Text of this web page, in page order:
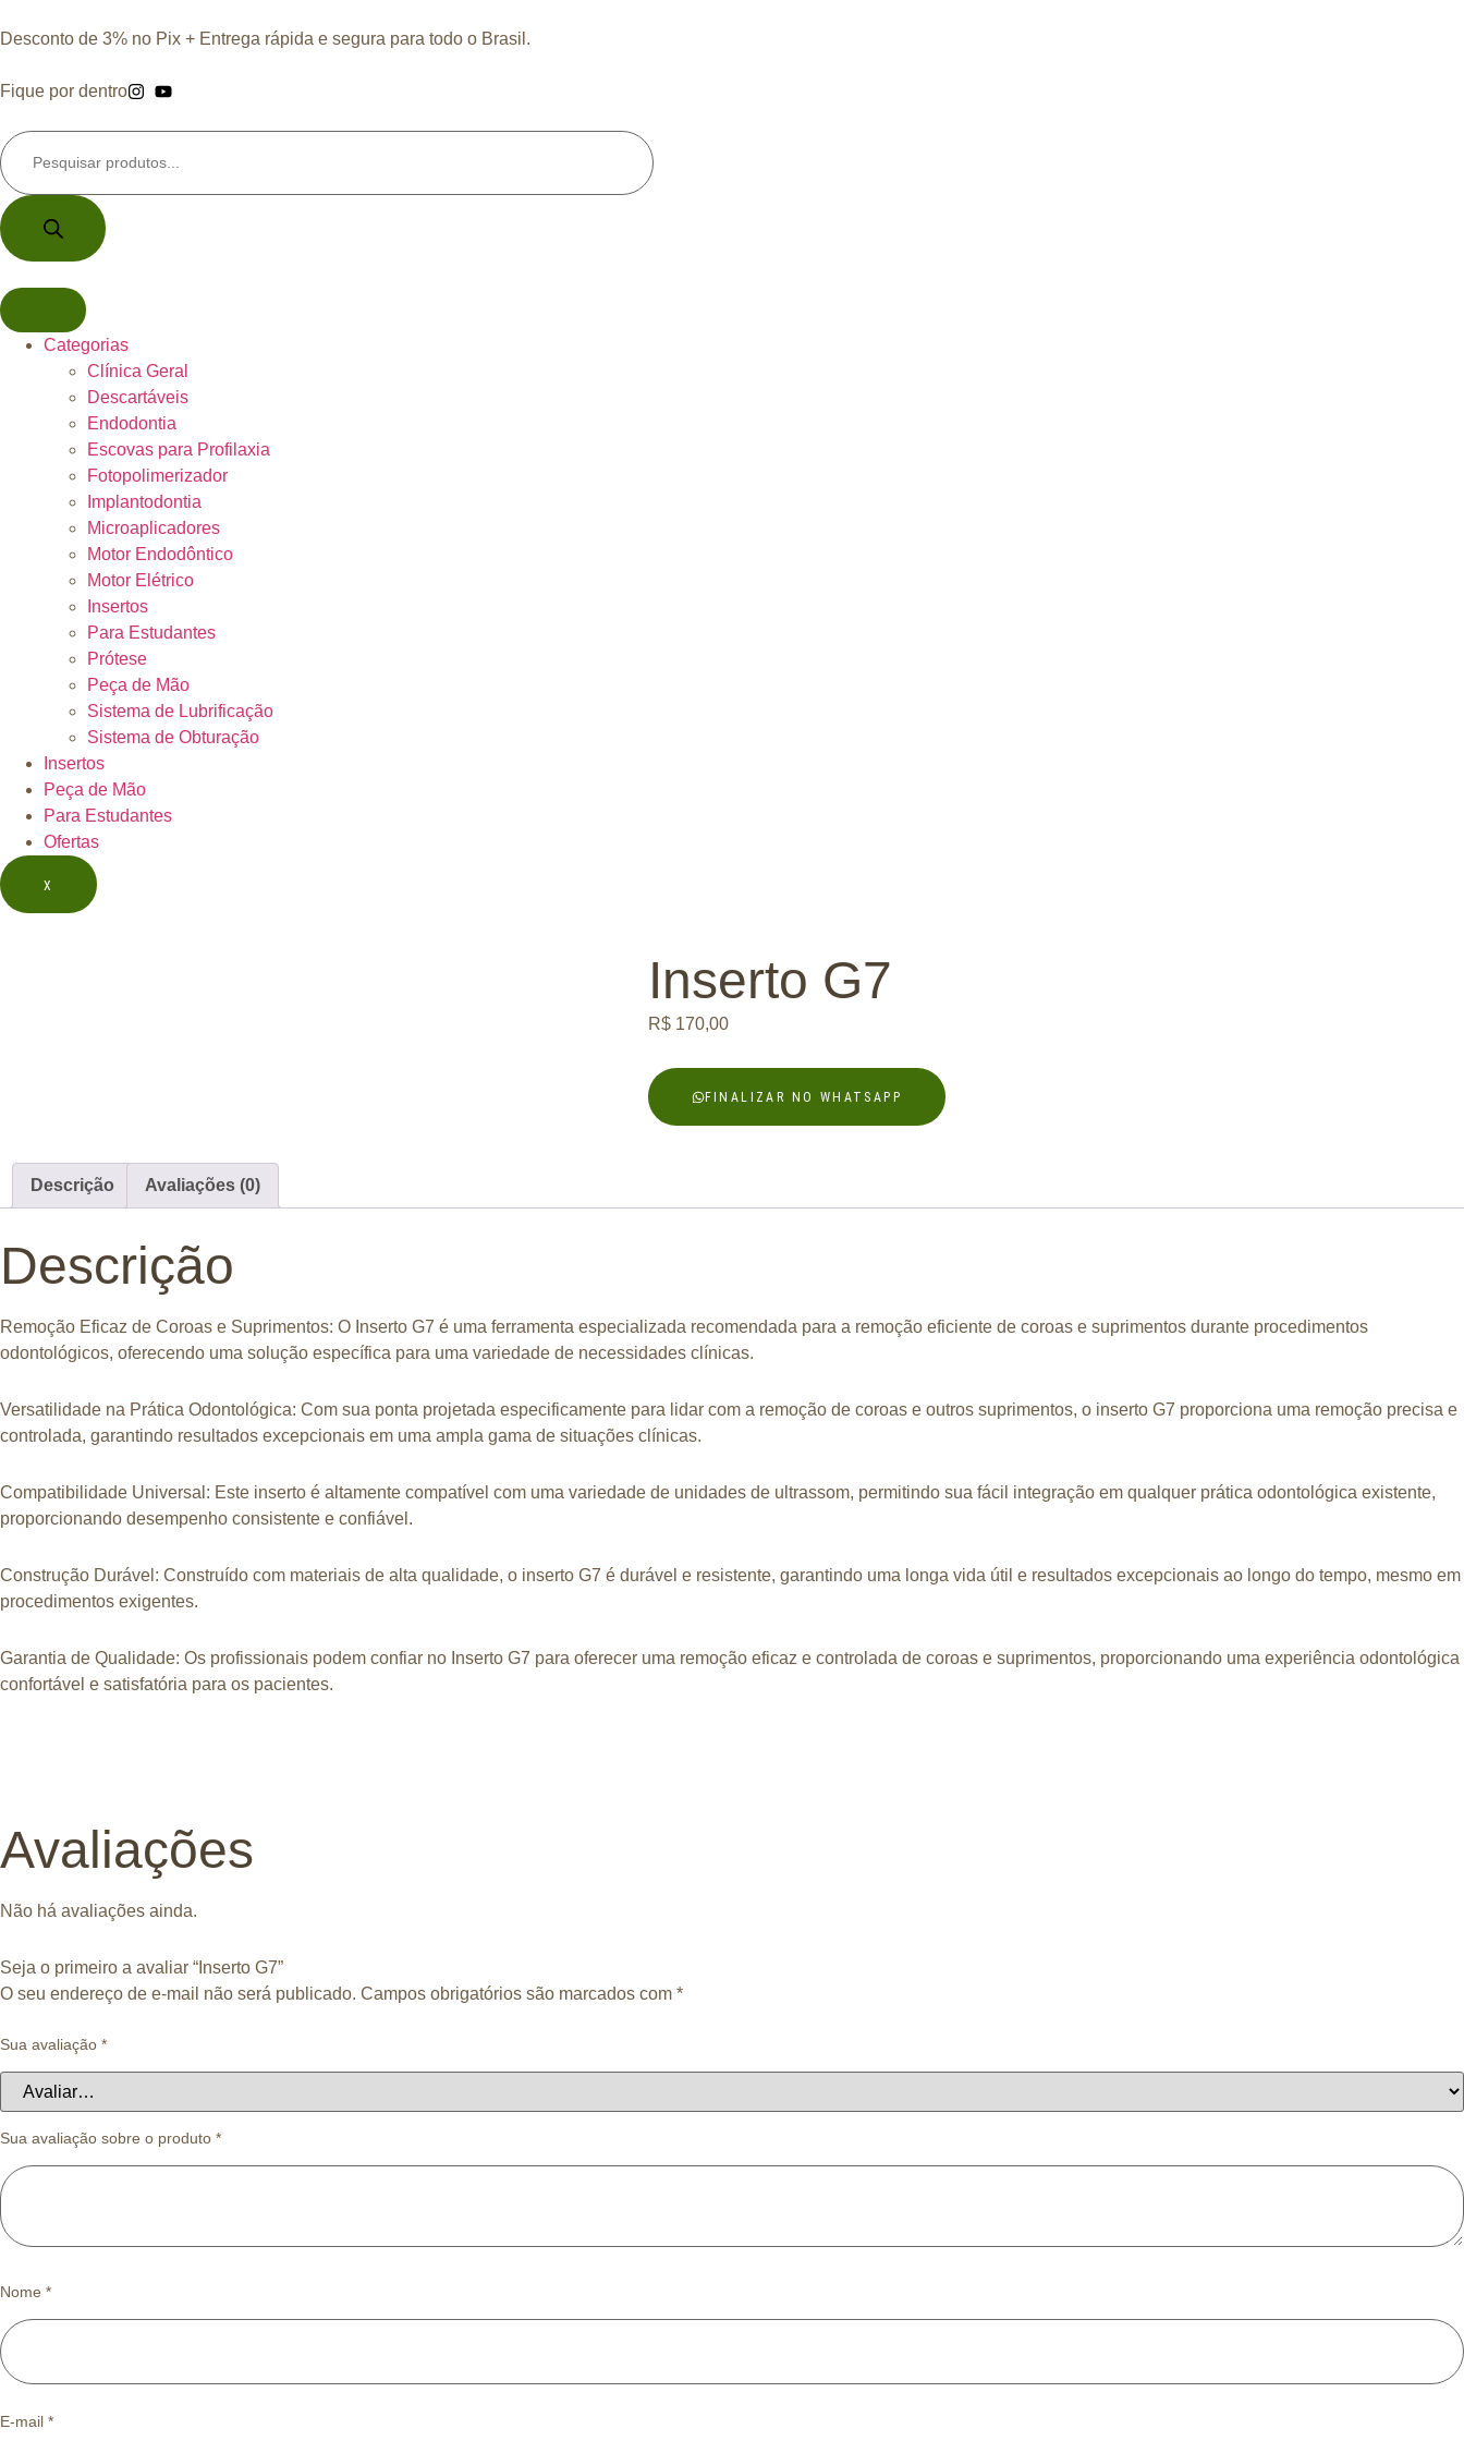
Desconto de 3% no Pix + Entrega rápida e segura para todo o Brasil.
Fique por dentro
Categorias
Clínica Geral
Descartáveis
Endodontia
Escovas para Profilaxia
Fotopolimerizador
Implantodontia
Microaplicadores
Motor Endodôntico
Motor Elétrico
Insertos
Para Estudantes
Prótese
Peça de Mão
Sistema de Lubrificação
Sistema de Obturação
Insertos
Peça de Mão
Para Estudantes
Ofertas
X
Inserto G7
R$ 170,00
FINALIZAR NO WHATSAPP
Descrição Avaliações (0)
Descrição
Remoção Eficaz de Coroas e Suprimentos: O Inserto G7 é uma ferramenta especializada recomendada para a remoção eficiente de coroas e suprimentos durante procedimentos
odontológicos, oferecendo uma solução específica para uma variedade de necessidades clínicas.
Versatilidade na Prática Odontológica: Com sua ponta projetada especificamente para lidar com a remoção de coroas e outros suprimentos, o inserto G7 proporciona uma remoção precisa e
controlada, garantindo resultados excepcionais em uma ampla gama de situações clínicas.
Compatibilidade Universal : Este inserto é altamente compatível com uma variedade de unidades de ultrassom, permitindo sua fácil integração em qualquer prática odontológica existente,
proporcionando desempenho consistente e confiável.
Construção Durável : Construído com materiais de alta qualidade, o inserto G7 é durável e resistente, garantindo uma longa vida útil e resultados excepcionais ao longo do tempo, mesmo em
procedimentos exigentes.
Garantia de Qualidade: Os profissionais podem confiar no Inserto G7 para oferecer uma remoção eficaz e controlada de coroas e suprimentos, proporcionando uma experiência odontológica
confortável e satisfatória para os pacientes.
Avaliações
Não há avaliações ainda.
Seja o primeiro a avaliar “Inserto G7”
O seu endereço de e-mail não será publicado. Campos obrigatórios são marcados com *
Sua avaliação *
Sua avaliação sobre o produto *
Nome *
E-mail *